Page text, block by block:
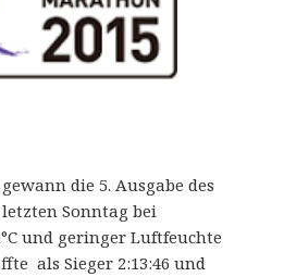
gewann die 5. Ausgabe des
Sonntag bei
und geringer Luftfeuchte
als Sieger 2:13:46 und